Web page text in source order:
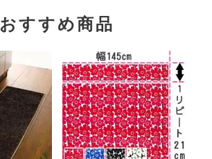
おすすめ商品